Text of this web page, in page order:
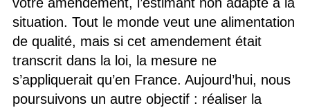
situation. Tout le monde veut une alimentation
de qualité, mais si cet amendement était
transcrit dans la loi, la mesure ne
s’appliquerait qu’en France. Aujourd’hui, nous
poursuivons un autre objectif : réaliser la